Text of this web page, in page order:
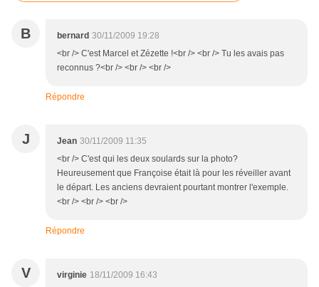
B bernard 30/11/2009 19:28
<br /> C'est Marcel et Zézette !<br /> <br /> Tu les avais pas
reconnus ?<br /> <br /> <br />
Répondre
J Jean 30/11/2009 11:35
<br /> C'est qui les deux soulards sur la photo?
Heureusement que Françoise était là pour les réveiller avant
le départ. Les anciens devraient pourtant montrer l'exemple.
<br /> <br /> <br />
Répondre
V virginie 18/11/2009 16:43